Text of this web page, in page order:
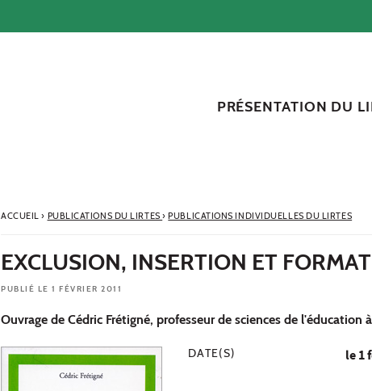
PRÉSENTATION DU
ACCUEIL› PUBLICATIONS DU LIRTES› PUBLICATIONS INDIVIDUELLES DU LIRTES
EXCLUSION, INSERTION ET
PUBLIÉ LE 1 FÉVRIER 2011
Ouvrage de Cédric Frétigné, professeur de sciences de l'éducation
DATE(S) le1